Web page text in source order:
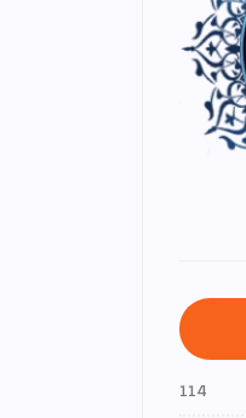
114